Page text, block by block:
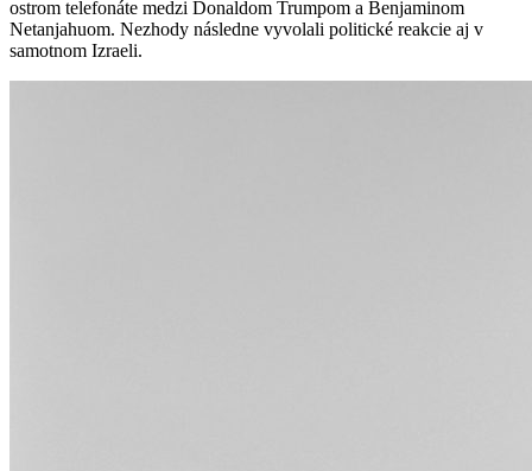
ostrom telefonáte medzi Donaldom Trumpom a Benjaminom
Netanjahuom. Nezhody následne vyvolali politické reakcie aj v
samotnom Izraeli.